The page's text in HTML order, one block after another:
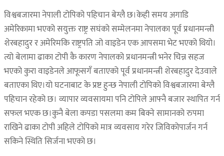
विश्वबजारमा नेपाली टोपिको पहिचान बेग्लै छ।केही समय अगाडि
अमेरिकामा भएको सयुक्त राष्ट्र सघंको सम्मेलनमा नेपालका पूर्व प्रधानमन्त्री
शेरबहादुर र अमेरिमकि राष्ट्रपति जो वाइडेन एक आपसमा भेट भएको थियो।
त्यो बेलामा ढाका टोपी कै कारण नेपालको प्रधानमन्त्री भनेर चिन्न सहज
भएको कुरा वाइडेनले आफूसगँ बताएको पूर्व प्रधानमन्त्री शेरबहादुर देउवाले
बताएका थिए।यो घटनाबाट के प्रष्ट हुन्छ नेपाली टोपिको विश्वबजारमा बेग्लै
पहिचान रहेको छ। व्यापार व्यवसायमा पनि टोपिले आफ्नै बजार स्थापित गर्न
सफल भएक‍ छ।कुनै बेला कपडा पसलमा कम बिक्ने सामानको रुपमा
राखिने ढाका टोपी अहिले टोपिको मात्र व्यवसाय गरेर जिविकोपार्जन गर्न
सकिने स्थिति सिर्जना भएको छ।